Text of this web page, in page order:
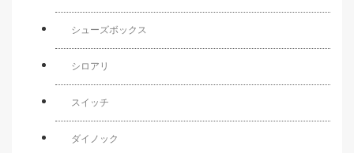
シューズボックス
シロアリ
スイッチ
ダイノック